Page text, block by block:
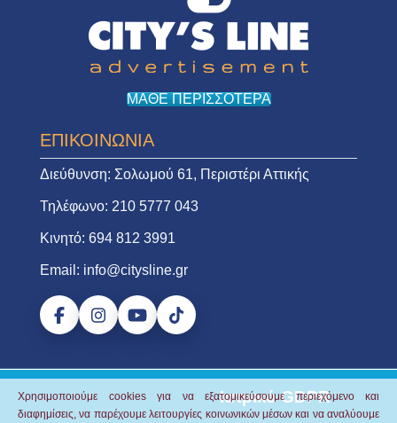
ΜΑΘΕ ΠΕΡΙΣΣΟΤΕΡΑ
ΕΠΙΚΟΙΝΩΝΙΑ
Διεύθυνση: Σολωμού 61, Περιστέρι Αττικής
Τηλέφωνο: 210 5777 043
Κινητό: 694 812 3991
Email: info@citysline.gr
Ιατρικό GDPR
Χρησιμοποιούμε cookies για να εξατομικεύσουμε περιεχόμενο και
διαφημίσεις, να παρέχουμε λειτουργίες κοινωνικών μέσων και να αναλύουμε